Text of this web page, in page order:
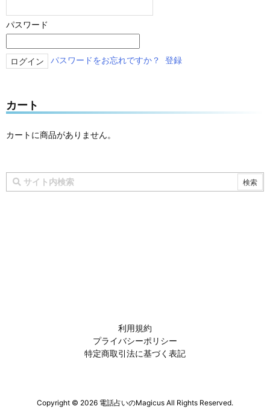
パスワード
パスワードをお忘れですか？ 登録
カート
カートに商品がありません。
利用規約
プライバシーポリシー
特定商取引法に基づく表記
Copyright © 2026 電話占いのMagicus All Rights Reserved.